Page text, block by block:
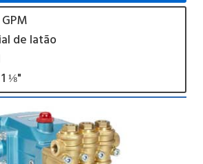
de latão
⅛"